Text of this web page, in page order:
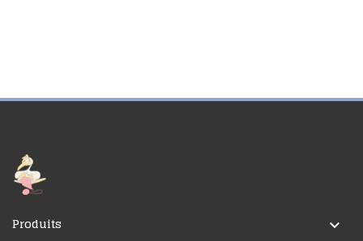
Produits 